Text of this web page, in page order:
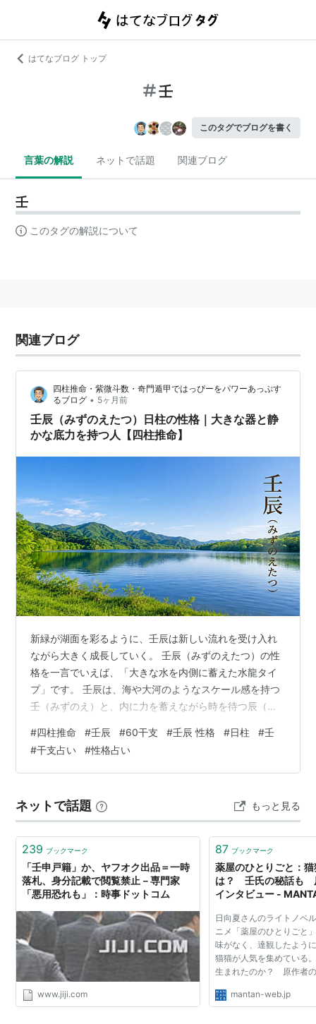
はてなブログ トップ
壬
このタグでブログを書く
言葉の解説 ネットで話題 関連ブログ
壬
このタグの解説について
関連ブログ
四柱推命・紫微斗数・奇門遁甲ではっぴーをパワーあっぷす
るブログ • 5ヶ月前
壬辰（みずのえたつ）日柱の性格｜大きな器と静
かな底力を持つ人【四柱推命】
新緑が湖面を彩るように、壬辰は新しい流れを受け入れ
ながら大きく成長していく。 壬辰（みずのえたつ）の性
格を一言でいえば、「大きな水を内側に蓄えた水龍タイ
プ」です。 壬辰は、海や大河のようなスケール感を持つ
壬（みずのえ）と、内に力を蓄えながら時を待つ辰（た
ても、内側には大きな構想、深い洞察、そして一気に流
れを変える底力を秘めています。すぐに動き出すタイプ
ではありませんが、人生全体で見ると、あとから存在感
抱え込みすぎる、本音を見せないまま疲れてしまう面も
あります。大きな器を持つぶん、動き出すまで…
#四柱推命 #壬辰 #60干支 #壬辰 性格 #日柱 #壬
#干支占い #性格占い
ネットで話題 もっと見る
239 ブックマーク
「壬申戸籍」か、ヤフオク出品＝一時
落札、身分記載で閲覧禁止－専門家
「悪用恐れも」：時事ドットコム
www.jiji.com
87 ブックマーク
薬屋のひとりごと：
は？ 壬氏の秘話も
インタビュー -
日向夏さんのライトノベ
ニメ「薬屋のひとりごと
味がなく、達観したよう
猫猫が人気を集めている
生まれたのか？ 原作者
mantan-web.jp